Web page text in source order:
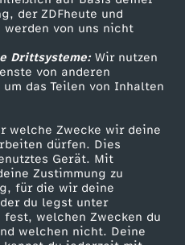
der ZDFheute und
von uns nicht
Drittsysteme:Wir nutzen
von anderen
das Teilen von Inhalten
welche Zwecke wir deine
dürfen. Dies
Gerät. Mit
Zustimmung zu
für die wir deine
du legst unter
welchen Zwecken du
welchen nicht. Deine